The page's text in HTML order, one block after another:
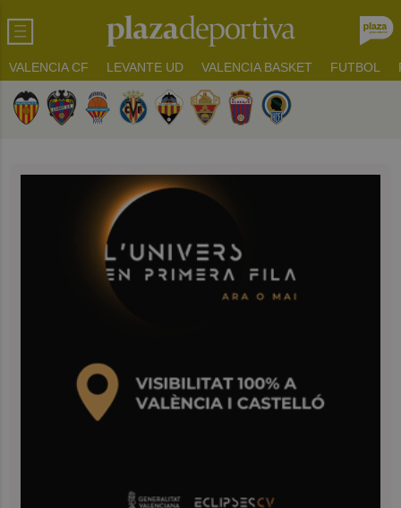
VALENCIA CF LEVANTE UD VALENCIA BASKET FUTBOL